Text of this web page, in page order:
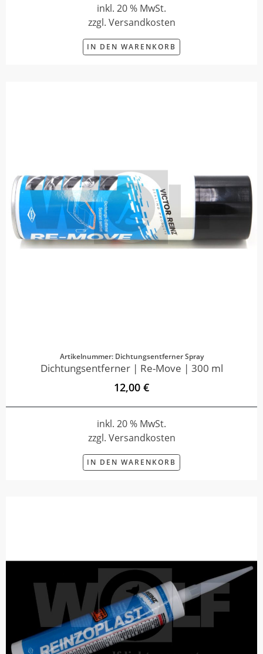
inkl. 20 % MwSt.
zzgl. Versandkosten
IN DEN WARENKORB
Artikelnummer: Dichtungsentferner Spray
Dichtungsentferner | Re-Move | 300 ml
12,00 €
inkl. 20 % MwSt.
zzgl. Versandkosten
IN DEN WARENKORB